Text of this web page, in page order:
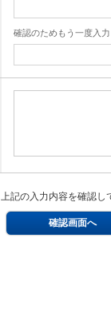
確認のためもう一度入
上記の入力内容を確認し